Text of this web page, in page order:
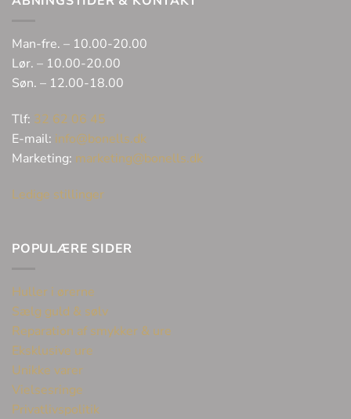
Man-fre. – 10.00-20.00
Lør. – 10.00-20.00
Søn. – 12.00-18.00
Tlf: 32 62 06 45
E-mail: info@bonells.dk
Marketing: marketing@bonells.dk
Ledige stillinger
POPULÆRE SIDER
Huller i ørerne
Sælg guld & sølv
Reparation af smykker & ure
Eksklusive ure
Unikke varer
Vielsesringe
Privatlivspolitik